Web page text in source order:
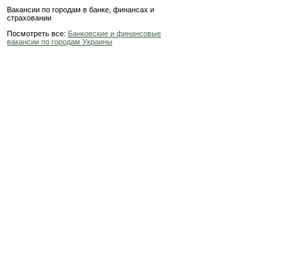
Вакансии по городам в банке, финансах и
страховании
Посмотреть все: Банковские и финансовые
вакансии по городам Украины